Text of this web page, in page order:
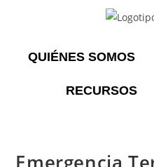
QUIÉNES SOMOS
RECURSOS
Emergencia